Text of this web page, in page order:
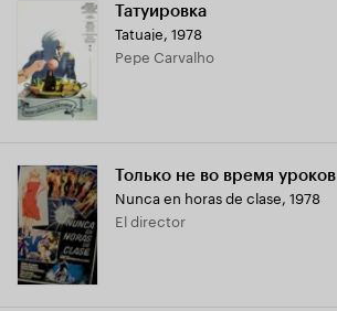
Татуировка
Tatuaje, 1978
Pepe Carvalho
Только не во время уроков
Nunca en horas de clase, 1978
El director